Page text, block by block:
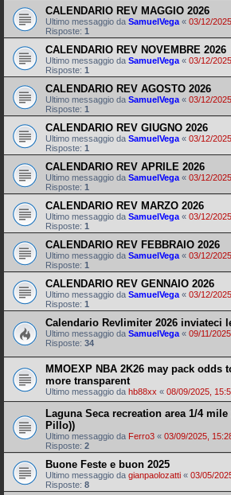
CALENDARIO REV MAGGIO 2026
Ultimo messaggio da SamuelVega « 03/12/
Risposte: 1
CALENDARIO REV NOVEMBRE 2026
Ultimo messaggio da SamuelVega « 03/12/
Risposte: 1
CALENDARIO REV AGOSTO 2026
Ultimo messaggio da SamuelVega « 03/12/
Risposte: 1
CALENDARIO REV GIUGNO 2026
Ultimo messaggio da SamuelVega « 03/12/
Risposte: 1
CALENDARIO REV APRILE 2026
Ultimo messaggio da SamuelVega « 03/12/
Risposte: 1
CALENDARIO REV MARZO 2026
Ultimo messaggio da SamuelVega « 03/12/
Risposte: 1
CALENDARIO REV FEBBRAIO 2026
Ultimo messaggio da SamuelVega « 03/12/
Risposte: 1
CALENDARIO REV GENNAIO 2026
Ultimo messaggio da SamuelVega « 03/12/
Risposte: 1
Calendario Revlimiter 2026 inviateci
Ultimo messaggio da SamuelVega « 09/11/
Risposte: 34
MMOEXP NBA 2K26 may pack odds
more transparent
Ultimo messaggio da hb88xx « 08/09/2025,
Laguna Seca recreation area 1/4
Pillo))
Ultimo messaggio da Ferro3 « 03/09/2025,
Risposte: 2
Buone Feste e buon 2025
Ultimo messaggio da gianpaolozatti « 03/05/
Risposte: 8